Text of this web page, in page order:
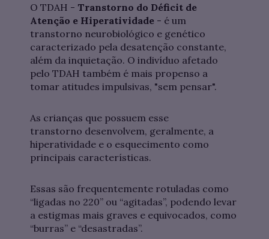
O TDAH - Transtorno do Déficit de
Atenção e Hiperatividade - é um
transtorno neurobiológico e genético
caracterizado pela desatenção constante,
além da inquietação. O indivíduo afetado
pelo TDAH também é mais propenso a
tomar atitudes impulsivas, "sem pensar".
As crianças que possuem esse
transtorno desenvolvem, geralmente, a
hiperatividade e o esquecimento como
principais características.
Essas são frequentemente rotuladas como
“ligadas no 220” ou “agitadas”, podendo levar
a estigmas mais graves e equivocados, como
“burras” e “desastradas”.